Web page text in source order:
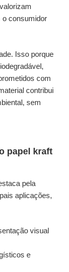
o consumidor
Isso porque
com
contribui
sem
papel kraft
pela
aplicações,
visual
e